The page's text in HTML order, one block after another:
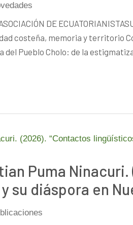
DE
costeña, memoria y territorio
del Pueblo Cholo: de la
Puma
su diáspora en